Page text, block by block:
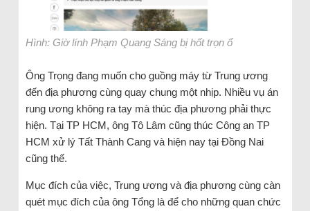
Hình: Giờ lính Phạm Quang Sáng bị hốt trọn ổ
Ông Trọng đang muốn cho guồng máy từ Trung ương
đến địa phương cùng quay chung một nhịp. Nhiều vụ án
rung ương không ra tay mà thúc địa phương phải thực
hiện. Tại TP HCM, ông Tô Lâm cũng thúc Công an TP
HCM xử lý Tất Thành Cang và hiện nay tại Đồng Nai
cũng thế.
Mục đích của việc, Trung ương và địa phương cùng càn
quét mục đích của ông Tổng là để cho những quan chức